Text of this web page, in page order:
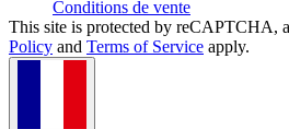
Conditions de vente
This site is protected by reCAPTCHA,
Policy and Terms of Service apply.